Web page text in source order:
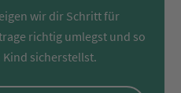
wir dir Schritt für
richtig umlegst und so
sicherstellst.